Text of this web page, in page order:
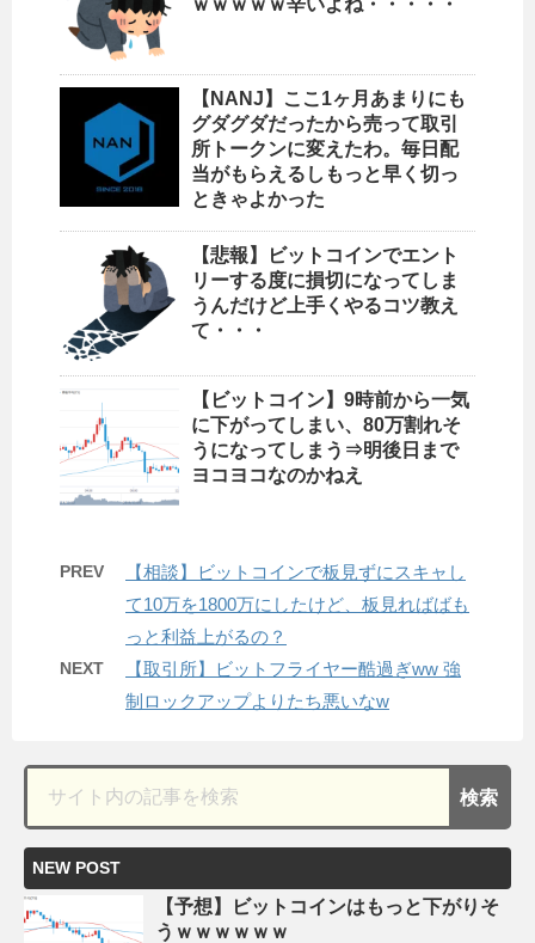
【NANJ】ここ1ヶ月あまりにも
グダグダだったから売って取引
所トークンに変えたわ。毎日配
当がもらえるしもっと早く切っ
ときゃよかった
【悲報】ビットコインでエント
リーする度に損切になってしま
うんだけど上手くやるコツ教え
て・・・
【ビットコイン】9時前から一気
に下がってしまい、80万割れそ
うになってしまう⇒明後日まで
ヨコヨコなのかねえ
PREV
【相談】ビットコインで板見ずにスキャし
て10万を1800万にしたけど、板見ればばも
っと利益上がるの？
NEXT
【取引所】ビットフライヤー酷過ぎww 強
制ロックアップよりたち悪いなw
NEW POST
【予想】ビットコインはもっと下がりそ
うｗｗｗｗｗｗ